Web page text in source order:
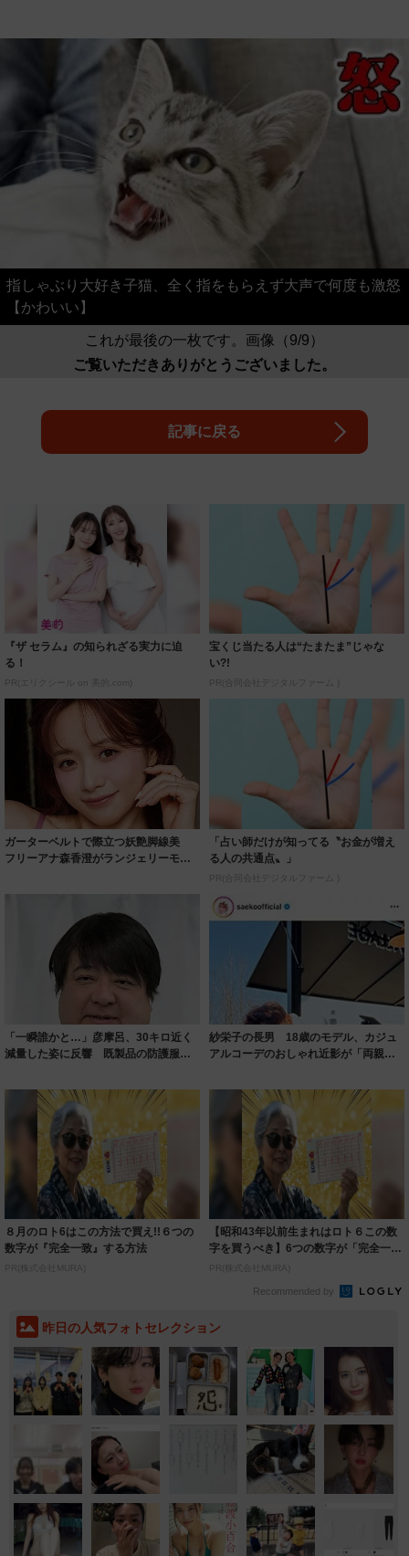
指しゃぶり大好き子猫、全く指をもらえず大声で何度も激怒
【かわいい】
これが最後の一枚です。画像（9/9）
ご覧いただきありがとうございました。
記事に戻る
『ザ セラム』の知られざる実力に迫
る！
PR(エリクシール on 美的.com)
宝くじ当たる人は“たまたま”じゃな
い?!
PR(合同会社デジタルファーム )
ガーターベルトで際立つ妖艶脚線美
フリーアナ森香澄がランジェリーモデ
「占い師だけが知ってる〝お金が増え
る人の共通点〟」
PR(合同会社デジタルファーム )
「一瞬誰かと…」彦摩呂、30キロ近く
減量した姿に反響 既製品の防護服が
紗栄子の長男 18歳のモデル、カジュ
アルコーデのおしゃれ近影が「両親の
８月のロト6はこの方法で買え!!６つの
数字が『完全一致』する方法
PR(株式会社MURA)
【昭和43年以前生まれはロト６この数
字を買うべき】6つの数字が「完全一
致」する方...
PR(株式会社MURA)
Recommended by
昨日の人気フォトセレクション